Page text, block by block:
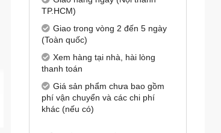
TP.HCM)
Giao trong vòng 2 đến 5 ngày
(Toàn quốc)
Xem hàng tại nhà, hài lòng
thanh toán
Giá sản phẩm chưa bao gồm
phí vận chuyển và các chi phí
khác (nếu có)